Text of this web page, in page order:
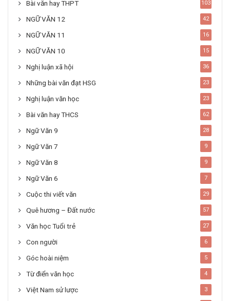
Bài văn hay THPT 103
NGỮ VĂN 12 42
NGỮ VĂN 11 16
NGỮ VĂN 10 15
Nghị luận xã hội 36
Những bài văn đạt HSG 23
Nghị luận văn học 23
Bài văn hay THCS 62
Ngữ Văn 9 28
Ngữ Văn 7 9
Ngữ Văn 8 9
Ngữ Văn 6 7
Cuộc thi viết văn 29
Quê hương – Đất nước 57
Văn học Tuổi trẻ 27
Con người 6
Góc hoài niệm 5
Từ điển văn học 4
Việt Nam sử lược 3